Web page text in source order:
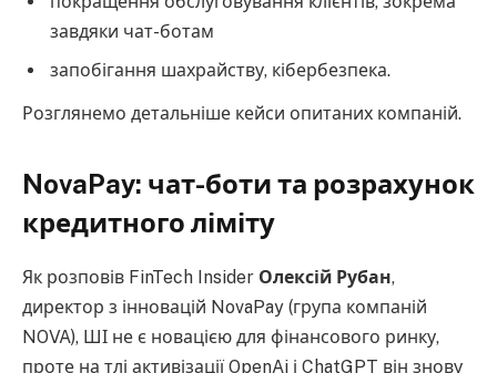
завдяки чат-ботам
запобігання шахрайству, кібербезпека.
Розглянемо детальніше кейси опитаних компаній.
NovaPay: чат-боти та розрахунок
кредитного ліміту
Як розповів FinTech Insider Олексій Рубан,
директор з інновацій NovaPay (група компаній
NOVA), ШІ не є новацією для фінансового ринку,
проте на тлі активізації OpenAi і ChatGPT він знову